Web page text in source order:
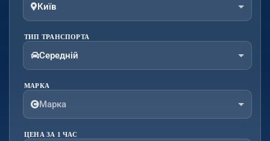
Київ
ТИП ТРАНСПОРТА
Середній
МАРКА
Марка
ЦЕНА ЗА 1 ЧАС